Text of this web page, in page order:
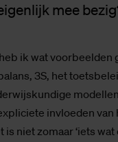
mee
ik wat voorbeelden
3S, het
invloeden van
is niet zomaar ‘iets wat